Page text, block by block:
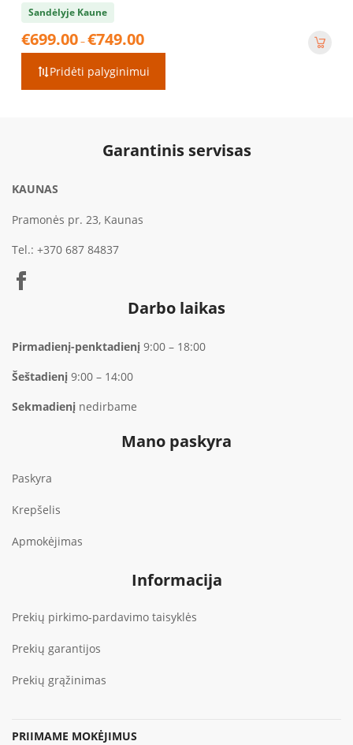
Sandėlyje Kaune
€699.00–€749.00
€699.00
through
Pridėti palyginimui
Garantinis servisas
KAUNAS
Pramonės pr. 23, Kaunas
Tel.: +370 687 84837
Darbo laikas
Pirmadienį-penktadienį 9:00 – 18:00
Šeštadienį 9:00 – 14:00
Sekmadienį nedirbame
Mano paskyra
Paskyra
Krepšelis
Apmokėjimas
Informacija
Prekių pirkimo-pardavimo taisyklės
Prekių garantijos
Prekių grąžinimas
PRIIMAME MOKĖJIMUS